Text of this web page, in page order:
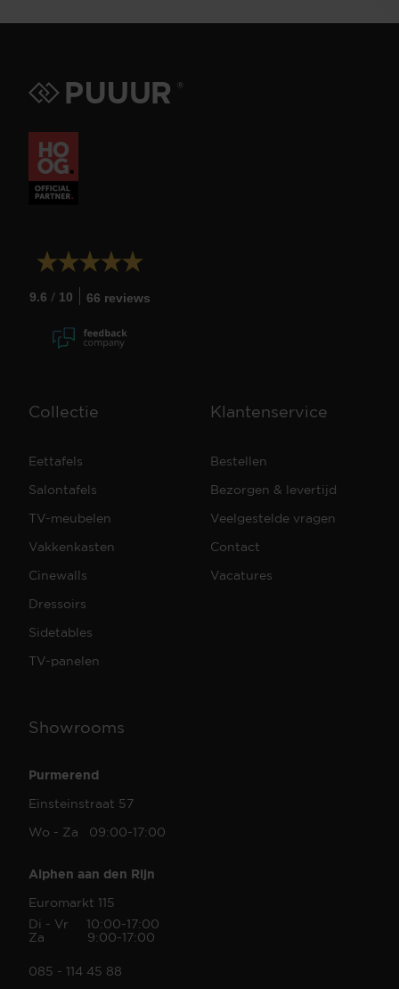
9.6 / 10 66 reviews
Collectie
Eettafels
Salontafels
TV-meubelen
Vakkenkasten
Cinewalls
Dressoirs
Sidetables
TV-panelen
Klantenservice
Bestellen
Bezorgen & levertijd
Veelgestelde vragen
Contact
Vacatures
Showrooms
Purmerend
Einsteinstraat 57
Wo - Za 09:00-17:00
Alphen aan den Rijn
Euromarkt 115
Di - Vr 10:00-17:00
Za 9:00-17:00
085 - 114 45 88